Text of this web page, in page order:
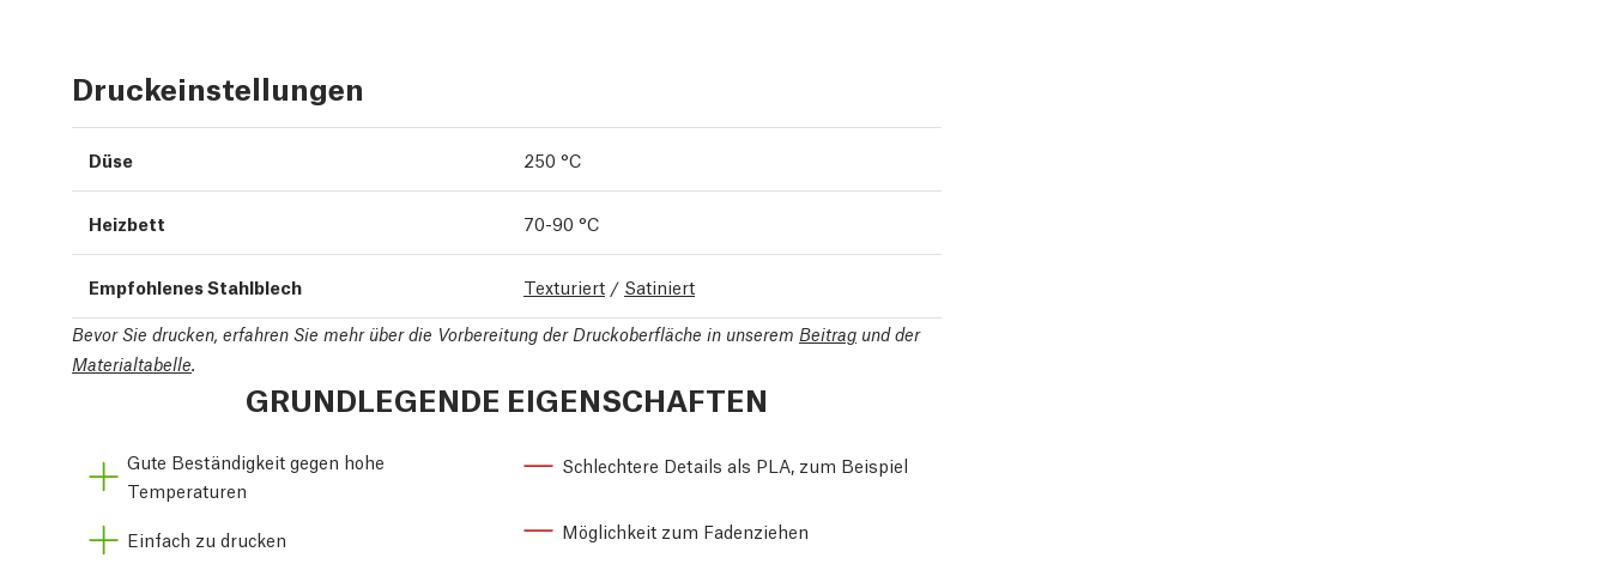
Druckeinstellungen
Düse 250 °C
Heizbett 70-90 °C
Empfohlenes Stahlblech Texturiert / Satiniert
Bevor Sie drucken, erfahren Sie mehr über die Vorbereitung der Druckoberfläche in unserem Beitrag und der
Materialtabelle.
GRUNDLEGENDE EIGENSCHAFTEN
Gute Beständigkeit gegen hohe
Temperaturen
Einfach zu drucken
Schlechtere Details als PLA, zum Beispiel
Möglichkeit zum Fadenziehen